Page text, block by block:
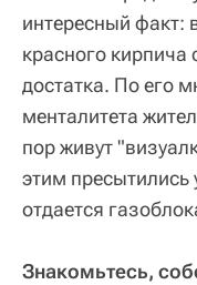
интересный факт:
красного кирпича
достатка. По его
менталитета
пор живут
этим пресытились
отдается
Знакомьтесь,